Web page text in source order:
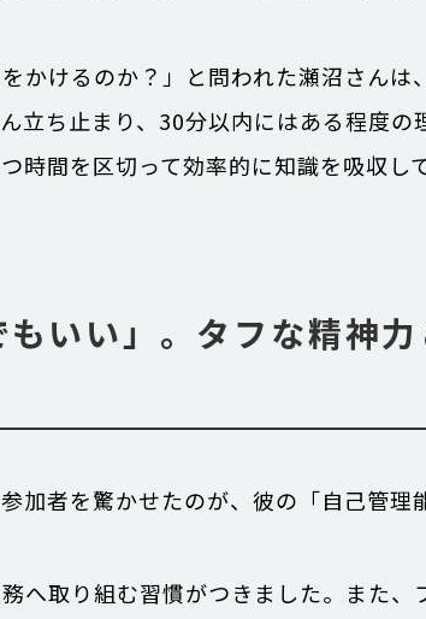
かけるのか？」と問われた瀬沼さんは
立ち止まり、30分以内にはある程度の
時間を区切って効率的に知識を吸収し
いい」。タフな精神
加者を驚かせたのが、彼の「自己管理
へ取り組む習慣がつきました。また、